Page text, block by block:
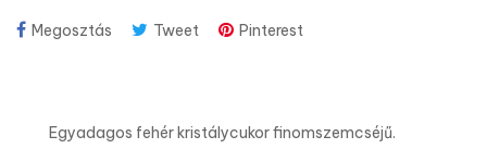
Megosztás Tweet Pinterest
Egyadagos fehér kristálycukor finomszemcséjű.